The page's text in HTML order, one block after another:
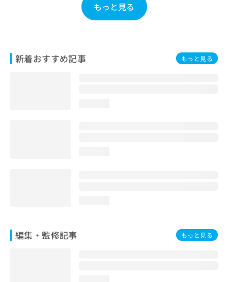
もっと見る
新着おすすめ記事 もっと見る
編集・監修記事 もっと見る
せ